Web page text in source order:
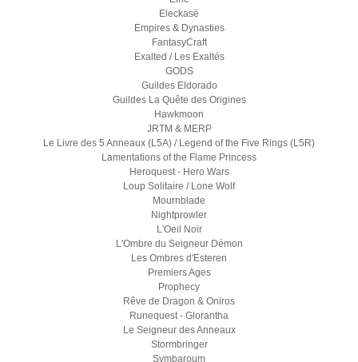
Eleckasë
Empires & Dynasties
FantasyCraft
Exalted / Les Exaltés
GODS
Guildes Eldorado
Guildes La Quête des Origines
Hawkmoon
JRTM & MERP
Le Livre des 5 Anneaux (L5A) / Legend of the Five Rings (L5R)
Lamentations of the Flame Princess
Heroquest - Hero Wars
Loup Solitaire / Lone Wolf
Mournblade
Nightprowler
L'Oeil Noir
L'Ombre du Seigneur Démon
Les Ombres d'Esteren
Premiers Ages
Prophecy
Rêve de Dragon & Oniros
Runequest - Glorantha
Le Seigneur des Anneaux
Stormbringer
Symbaroum